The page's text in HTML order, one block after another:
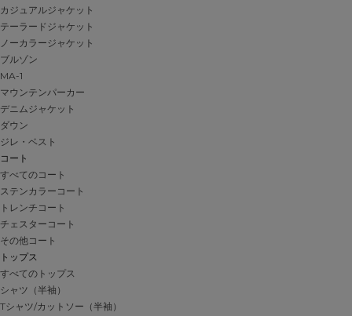
カジュアルジャケット
テーラードジャケット
ノーカラージャケット
ブルゾン
MA-1
マウンテンパーカー
デニムジャケット
ダウン
ジレ・ベスト
コート
すべてのコート
ステンカラーコート
トレンチコート
チェスターコート
その他コート
トップス
すべてのトップス
シャツ（半袖）
Tシャツ/カットソー（半袖）